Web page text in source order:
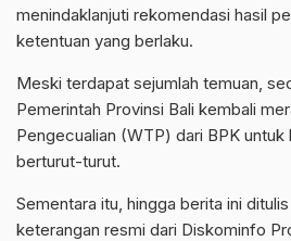
menindaklanjuti rekomendasi hasil
ketentuan yang berlaku.
Meski terdapat sejumlah temuan,
Pemerintah Provinsi Bali kembali
Pengecualian (WTP) dari BPK untuk
berturut-turut.
Sementara itu, hingga berita ini
keterangan resmi dari Diskominfo